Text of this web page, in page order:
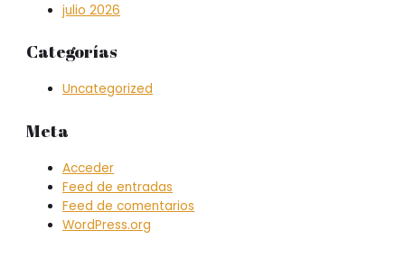
julio 2026
Categorías
Uncategorized
Meta
Acceder
Feed de entradas
Feed de comentarios
WordPress.org